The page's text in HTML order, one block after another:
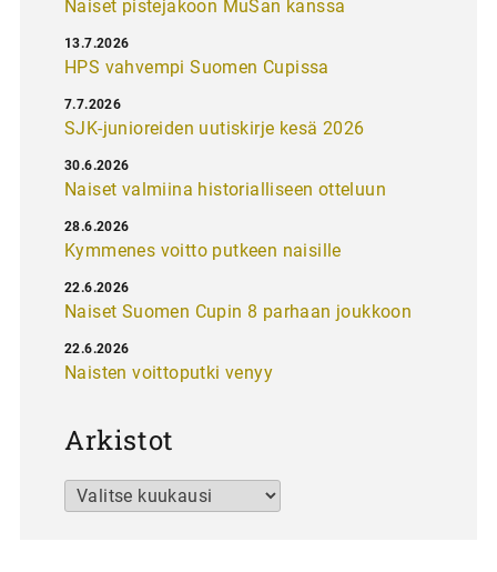
Naiset pistejakoon MuSan kanssa
HPS vahvempi Suomen Cupissa
13.7.2026
SJK-junioreiden uutiskirje kesä 2026
7.7.2026
Naiset valmiina historialliseen otteluun
30.6.2026
Kymmenes voitto putkeen naisille
28.6.2026
Naiset Suomen Cupin 8 parhaan joukkoon
22.6.2026
Naisten voittoputki venyy
22.6.2026
Arkistot
Arkistot